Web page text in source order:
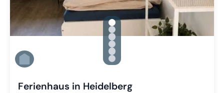
gallery.slide_selector
Zu Slide 1 wechseln
Zu Slide 2 wechseln
Zu Slide 3 wechseln
Zu Slide 4 wechseln
Zu Slide 5 wechseln
Zu Slide 6 wechseln
Ferienhaus in Heidelberg